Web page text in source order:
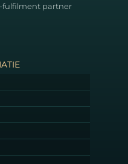
fulfilment partner